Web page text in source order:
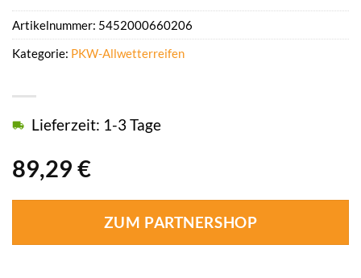
89,29 €
Lieferzeit: 1-3 Tage
ZUM PARTNERSHOP
Artikelnummer: 5452000660206
Kategorie: PKW-Allwetterreifen